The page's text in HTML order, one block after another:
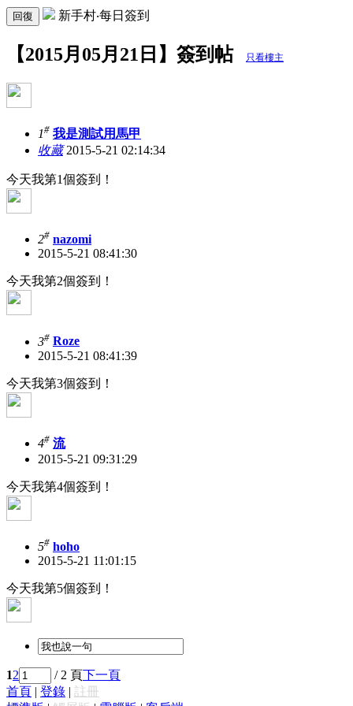
回復 新手村‧每日簽到
【2015月05月21日】簽到帖 只看樓主
1# 我是測試用馬甲
收藏2015-5-21 02:14:34
今天我第1個簽到！
2# nazomi
2015-5-21 08:41:30
今天我第2個簽到！
3# Roze
2015-5-21 08:41:39
今天我第3個簽到！
4# 流
2015-5-21 09:31:29
今天我第4個簽到！
5# hoho
2015-5-21 11:01:15
今天我第5個簽到！
12 / 2 頁
下一頁
首頁
登錄
註冊